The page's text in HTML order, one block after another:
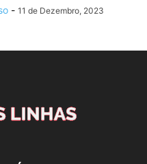
- 11 de Dezembro, 2023